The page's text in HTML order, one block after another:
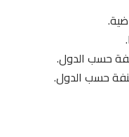
حسب الدول.
حسب الدول.